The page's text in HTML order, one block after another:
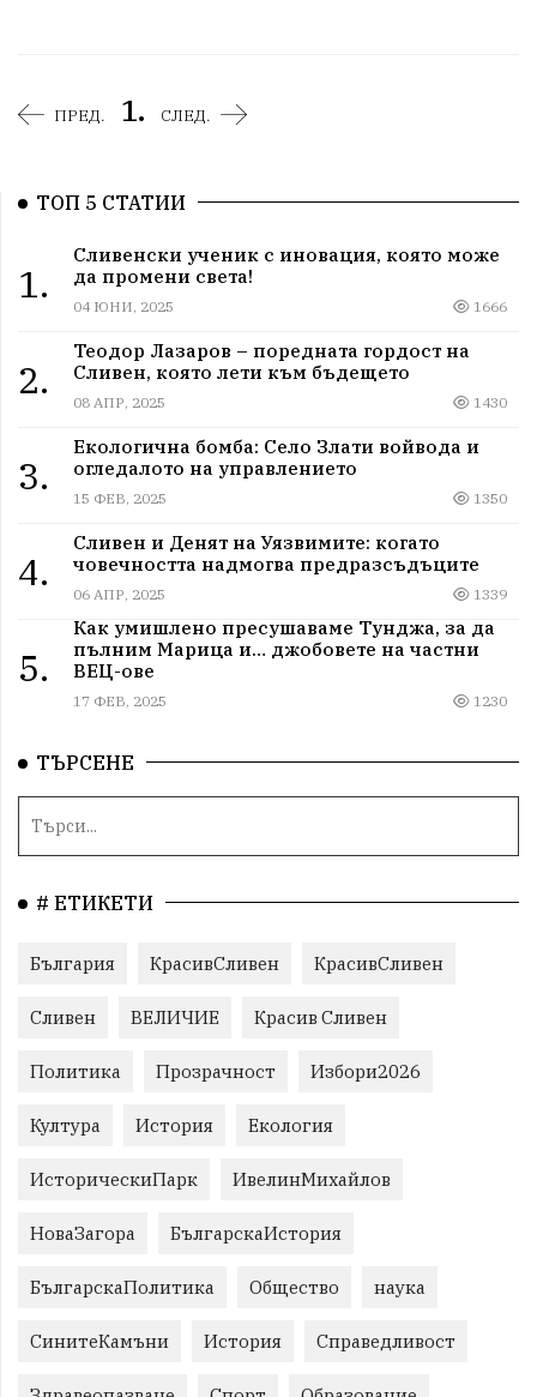
ПРЕД. 1. СЛЕД.
ТОП 5 СТАТИИ
1.
Сливенски ученик с иновация, която може
да промени света!
04 ЮНИ, 2025 1666
2.
Теодор Лазаров – поредната гордост на
Сливен, която лети към бъдещето
08 АПР, 2025 1430
3.
Екологична бомба: Село Злати войвода и
огледалото на управлението
15 ФЕВ, 2025 1350
4.
Сливен и Денят на Уязвимите: когато
човечността надмогва предразсъдъците
06 АПР, 2025 1339
5.
Как умишлено пресушаваме Тунджа, за да
пълним Марица и… джобовете на частни
ВЕЦ-ове
17 ФЕВ, 2025 1230
ТЪРСЕНЕ
# ЕТИКЕТИ
България КрасивСливен КрасивСливен
Сливен ВЕЛИЧИЕ Красив Сливен
Политика Прозрачност Избори2026
Култура История Екология
ИсторическиПарк ИвелинМихайлов
НоваЗагора БългарскаИстория
БългарскаПолитика Общество наука
СинитеКамъни История Справедливост